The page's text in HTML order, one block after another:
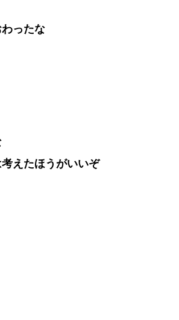
ったな
えたほうがいいぞ